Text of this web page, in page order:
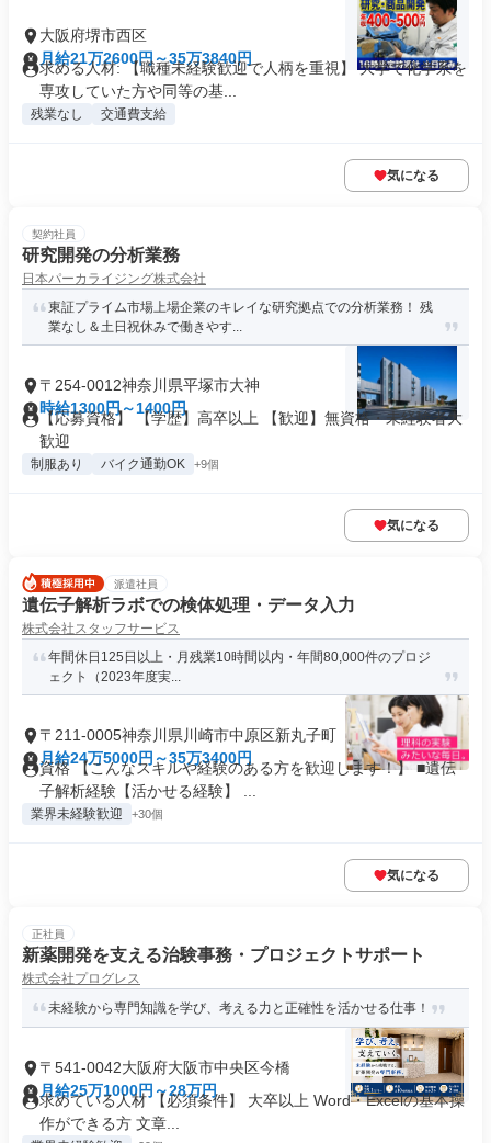
大阪府堺市西区
月給21万2600円～35万3840円
求める人材: 【職種未経験歓迎で人柄を重視】 大学で化学系を
専攻していた方や同等の基...
残業なし 交通費支給
気になる
契約社員
研究開発の分析業務
日本パーカライジング株式会社
東証プライム市場上場企業のキレイな研究拠点での分析業務！ 残
業なし＆土日祝休みで働きやす...
〒254-0012神奈川県平塚市大神
時給1300円～1400円
【応募資格】 【学歴】高卒以上 【歓迎】無資格・未経験者大
歓迎
制服あり バイク通勤OK +9個
気になる
派遣社員
遺伝子解析ラボでの検体処理・データ入力
株式会社スタッフサービス
年間休日125日以上・月残業10時間以内・年間80,000件のプロジ
ェクト（2023年度実...
〒211-0005神奈川県川崎市中原区新丸子町
月給24万5000円～35万3400円
資格 【こんなスキルや経験のある方を歓迎します！】 ■遺伝
子解析経験【活かせる経験】 ...
業界未経験歓迎 +30個
気になる
正社員
新薬開発を支える治験事務・プロジェクトサポート
株式会社プログレス
未経験から専門知識を学び、考える力と正確性を活かせる仕事！
〒541-0042大阪府大阪市中央区今橋
月給25万1000円～28万円
求めている人材 【必須条件】 大卒以上 Word・Excelの基本操
作ができる方 文章...